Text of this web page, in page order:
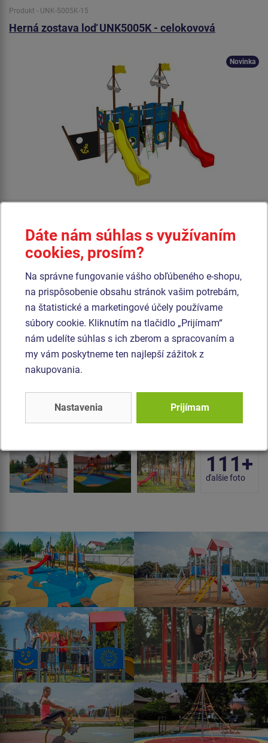
Produkt - UNK-5005K-15
Herná zostava loď UNK5005K - celokovová
Cena na vyžiadanie
Novinka
5x Veža, 2x šmýkačka, 2x stožiar s vlajkou, šikmý sieťový výlez,
lezecká stena s nášľapmi a bočnicemi, 2x bariéra s priezorom,
šikmá lezecká stena, kolmý tyčový výlez, kolmý sieťový výlez.
Fotogaléria: Certifikované vežové zostavy
111+
ďalšie foto
Dáte nám súhlas s využívaním
cookies, prosím?
Na správne fungovanie vášho obľúbeného e-shopu,
na prispôsobenie obsahu stránok vašim potrebám,
na štatistické a marketingové účely používame
súbory cookie. Kliknutím na tlačidlo „Prijímam“
nám udelíte súhlas s ich zberom a spracovaním a
my vám poskytneme ten najlepší zážitok z
nakupovania.
Nastavenia Prijímam